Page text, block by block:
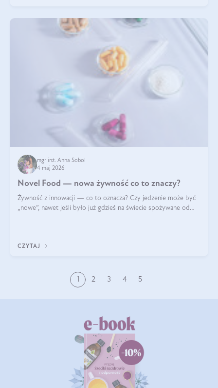
mgr inż. Anna Sobol
4 maj 2026
Novel Food — nowa żywność co to znaczy?
Żywność z innowacji — co to oznacza? Czy jedzenie może być
„nowe”, nawet jeśli było już gdzieś na świecie spożywane od
CZYTAJ
1 2 3 4 5